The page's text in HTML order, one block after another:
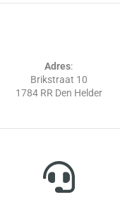
Adres:
Brikstraat 10
1784 RR Den Helder